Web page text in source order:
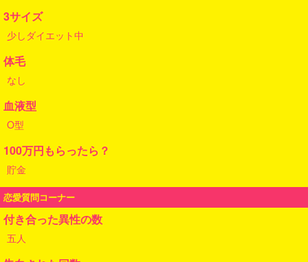
3サイズ
少しダイエット中
体毛
なし
血液型
O型
100万円もらったら？
貯金
恋愛質問コーナー
付き合った異性の数
五人